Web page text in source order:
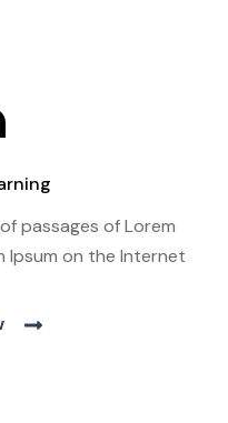
passages of Lorem
Ipsum on the Internet